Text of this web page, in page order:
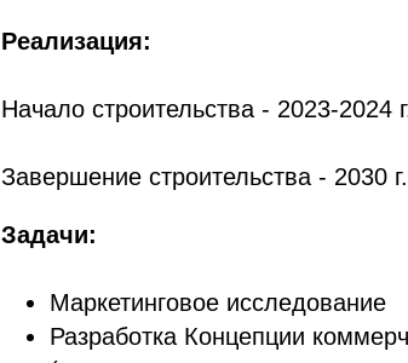
Реализация:
Начало строительства - 2023-2024
Завершение строительства - 2030 г.
Задачи:
Маркетинговое исследование
Разработка Концепции